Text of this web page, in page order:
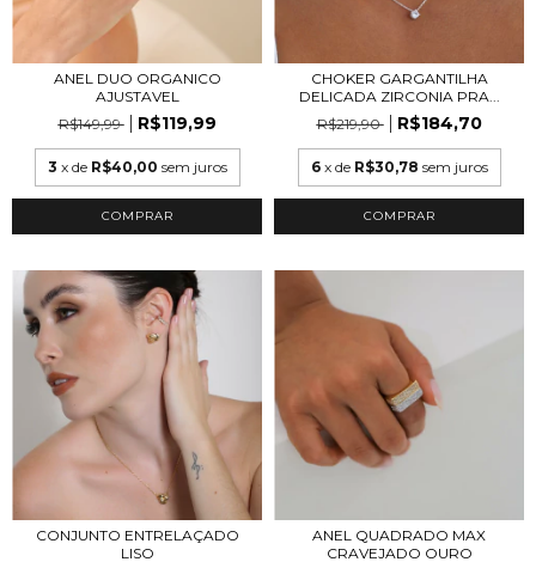
ANEL DUO ORGANICO
AJUSTAVEL
R$149,99
R$119,99
3 x de R$40,00 sem juros
COMPRAR
CHOKER GARGANTILHA
DELICADA ZIRCONIA PRA...
R$219,90
R$184,70
6 x de R$30,78 sem juros
CONJUNTO ENTRELAÇADO
LISO
ANEL QUADRADO MAX
CRAVEJADO OURO